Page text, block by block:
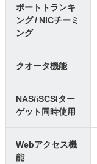
ポートトランキ
ング / NICチーミ
ング
クオータ機能
NAS/iSCSIター
ゲット同時使用
Webアクセス機
能